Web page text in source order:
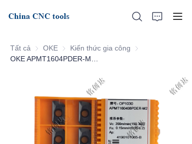
Tất cả OKE OKEKiến thức gia công Kiến thức gia công
Về chúng tôi
Sản phẩm